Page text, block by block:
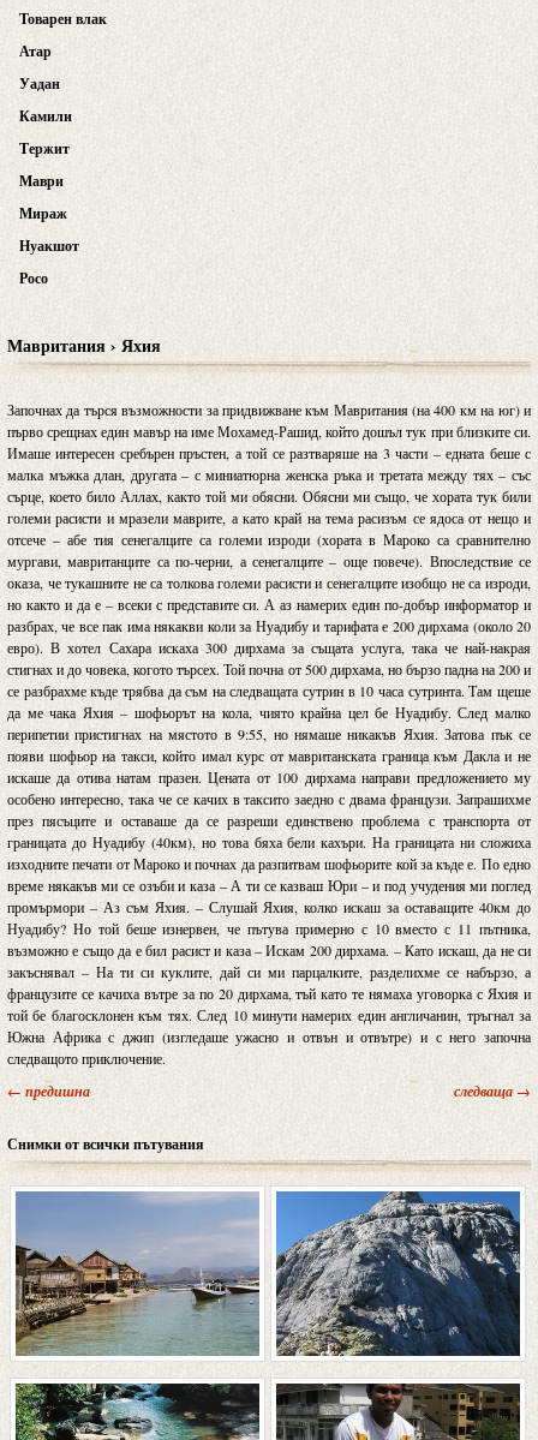
Товарен влак
Атар
Уадан
Камили
Тержит
Маври
Мираж
Нуакшот
Росо
Мавритания › Яхия
Започнах да търся възможности за придвижване към Мавритания (на 400 км на юг) и
първо срещнах един мавър на име Мохамед-Рашид, който дошъл тук при близките си.
Имаше интересен сребърен пръстен, а той се разтваряше на 3 части – едната беше с
малка мъжка длан, другата – с миниатюрна женска ръка и третата между тях – със
сърце, което било Аллах, както той ми обясни. Обясни ми също, че хората тук били
големи расисти и мразели маврите, а като край на тема расизъм се ядоса от нещо и
отсече – абе тия сенегалците са големи изроди (хората в Мароко са сравнително
мургави, мавританците са по-черни, а сенегалците – още повече). Впоследствие се
оказа, че тукашните не са толкова големи расисти и сенегалците изобщо не са изроди,
но както и да е – всеки с представите си. А аз намерих един по-добър информатор и
разбрах, че все пак има някакви коли за Нуадибу и тарифата е 200 дирхама (около 20
евро). В хотел Сахара искаха 300 дирхама за същата услуга, така че най-накрая
стигнах и до човека, когото търсех. Той почна от 500 дирхама, но бързо падна на 200 и
се разбрахме къде трябва да съм на следващата сутрин в 10 часа сутринта. Там щеше
да ме чака Яхия – шофьорът на кола, чиято крайна цел бе Нуадибу. След малко
перипетии пристигнах на мястото в 9:55, но нямаше никакъв Яхия. Затова пък се
появи шофьор на такси, който имал курс от мавританската граница към Дакла и не
искаше да отива натам празен. Цената от 100 дирхама направи предложението му
особено интересно, така че се качих в таксито заедно с двама французи. Запрашихме
през пясъците и оставаше да се разреши единствено проблема с транспорта от
границата до Нуадибу (40км), но това бяха бели кахъри. На границата ни сложиха
изходните печати от Мароко и почнах да разпитвам шофьорите кой за къде е. По едно
време някакъв ми се озъби и каза – А ти се казваш Юри – и под учудения ми поглед
промърмори – Аз съм Яхия. – Слушай Яхия, колко искаш за оставащите 40км до
Нуадибу? Но той беше изнервен, че пътува примерно с 10 вместо с 11 пътника,
възможно е също да е бил расист и каза – Искам 200 дирхама. – Като искаш, да не си
закъснявал – На ти си куклите, дай си ми парцалките, разделихме се набързо, а
французите се качиха вътре за по 20 дирхама, тъй като те нямаха уговорка с Яхия и
той бе благосклонен към тях. След 10 минути намерих един англичанин, тръгнал за
Южна Африка с джип (изгледаше ужасно и отвън и отвътре) и с него започна
следващото приключение.
← предишна следваща →
Снимки от всички пътувания